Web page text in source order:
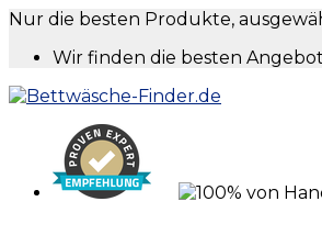
Nur die besten Produkte,
Wir finden die besten